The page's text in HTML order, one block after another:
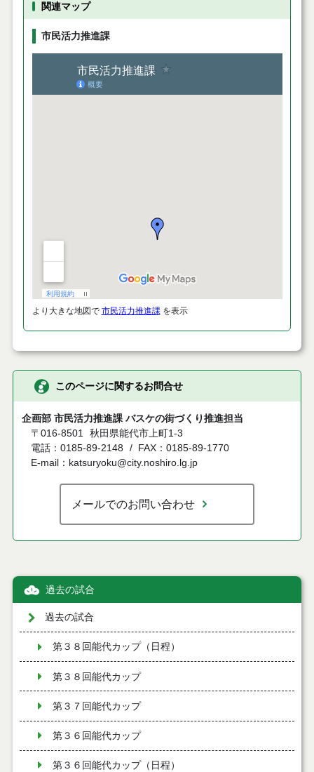
関連マップ
市民活力推進課
より大きな地図で 市民活力推進課 を表示
このページに関するお問合せ
企画部 市民活力推進課 バスケの街づくり推進担当
〒016-8501
秋田県能代市上町1-3
電話：0185-89-2148
FAX：0185-89-1770
E-mail：katsuryoku@city.noshiro.lg.jp
メールでのお問い合わせ
過去の試合
過去の試合
第３８回能代カップ（日程）
第３８回能代カップ
第３７回能代カップ
第３６回能代カップ
第３６回能代カップ（日程）